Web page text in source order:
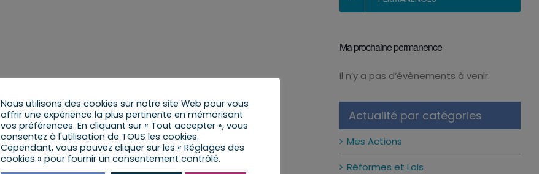
Ma prochaine permanence
Notice
Il n’y a pas d’évènements à venir.
Actualité par catégories
Mes Actions
Réformes et Lois
Nous utilisons des cookies sur notre site Web pour vous
offrir une expérience la plus pertinente en mémorisant
vos préférences. En cliquant sur « Tout accepter », vous
consentez à l'utilisation de TOUS les cookies.
Cependant, vous pouvez cliquer sur les « Réglages des
cookies » pour fournir un consentement contrôlé.